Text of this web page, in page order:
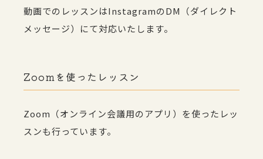
動画でのレッスンはInstagramのDM（ダイレクト
メッセージ）にて対応いたします。
Zoomを使ったレッスン
Zoom（オンライン会議用のアプリ）を使ったレッ
スンも行っています。